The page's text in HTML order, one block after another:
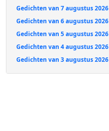
Gedichten van 7 augustus 2026
Gedichten van 6 augustus 2026
Gedichten van 5 augustus 2026
Gedichten van 4 augustus 2026
Gedichten van 3 augustus 2026